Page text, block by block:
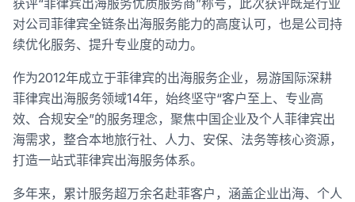
获评“菲律宾出海服务优质服务商”称号，此次获评既是行业
对公司菲律宾全链条出海服务能力的高度认可，也是公司持
续优化服务、提升专业度的动力。
作为2012年成立于菲律宾的出海服务企业，易游国际深耕
菲律宾出海服务领域14年，始终坚守“客户至上、专业高
效、合规安全”的服务理念，聚焦中国企业及个人菲律宾出
海需求，整合本地旅行社、人力、安保、法务等核心资源，
打造一站式菲律宾出海服务体系。
多年来，累计服务超万余名赴菲客户，涵盖企业出海、个人